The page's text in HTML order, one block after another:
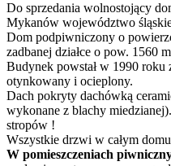
Do sprzedania wolnostojący
Mykanów województwo
Dom podpiwniczony o
zadbanej działce o pow. 1560
Budynek powstał w 1990 roku
otynkowany i ocieplony.
Dach pokryty dachówką
wykonane z blachy
stropów !
Wszystkie drzwi w całym
W pomieszczeniach